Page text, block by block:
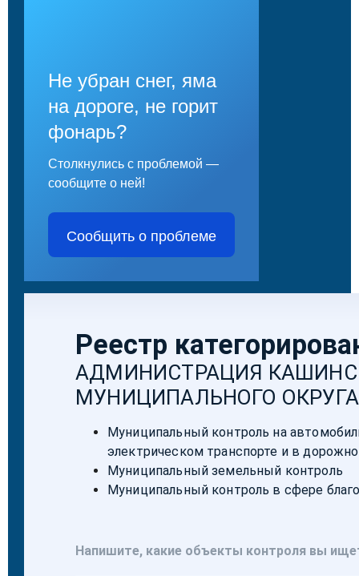
Не убран снег, яма
на дороге, не горит
фонарь?
Столкнулись с проблемой —
сообщите о ней!
Сообщить о проблеме